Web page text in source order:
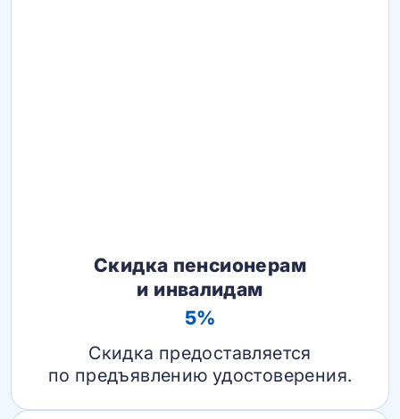
Скидка пенсионерам
и инвалидам
5%
Скидка предоставляется
по предъявлению удостоверения.